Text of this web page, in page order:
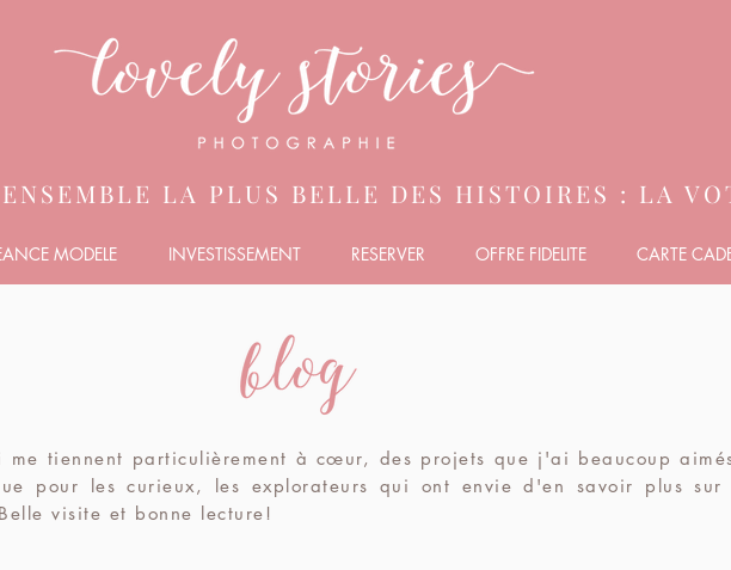
LA PLUS BELLE DES HISTOIRES : LA
MODELE INVESTISSEMENT RESERVER OFFRE FIDELITE CARTE
me tiennent particulièrement àcœur, des projets que j'ai beaucoup
pour les curieux, les explorateurs qui ont envie d'en savoir plus sur
visite et bonne lecture!